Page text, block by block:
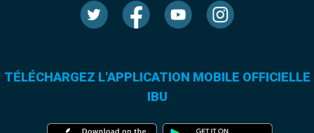
TÉLÉCHARGEZ L'APPLICATION MOBILE OFFICIELLE
IBU